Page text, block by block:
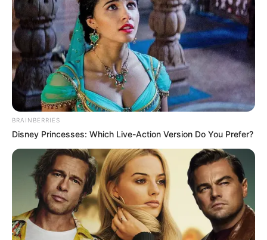
BRAINBERRIES
Disney Princesses: Which Live-Action Version Do You Prefer?